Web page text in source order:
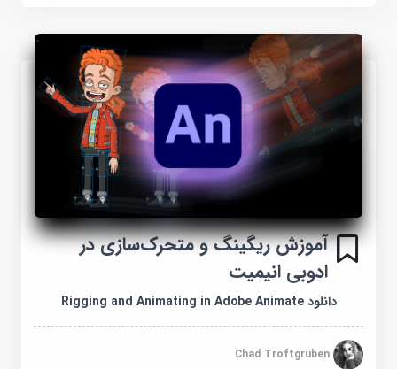
آموزش ریگینگ و متحرک‌سازی در
ادوبی انیمیت
دانلود Rigging and Animating in Adobe Animate
Chad Troftgruben